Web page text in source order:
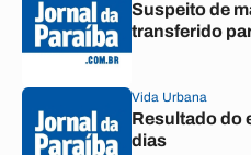
Suspeito de
transferido
Vida Urbana
Resultado do
dias